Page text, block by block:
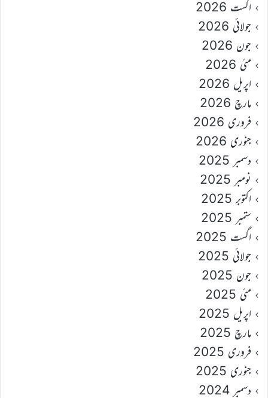
اگست 2026
جولائی 2026
جون 2026
مئی 2026
اپریل 2026
مارچ 2026
فروری 2026
جنوری 2026
دسمبر 2025
نومبر 2025
اکتوبر 2025
ستمبر 2025
اگست 2025
جولائی 2025
جون 2025
مئی 2025
اپریل 2025
مارچ 2025
فروری 2025
جنوری 2025
دسمبر 2024